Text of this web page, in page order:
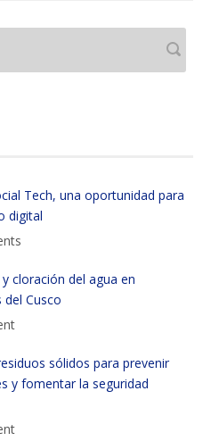
Tech, una oportunidad para
digital
cloración del agua en
Cusco
sólidos para prevenir
y fomentar la seguridad